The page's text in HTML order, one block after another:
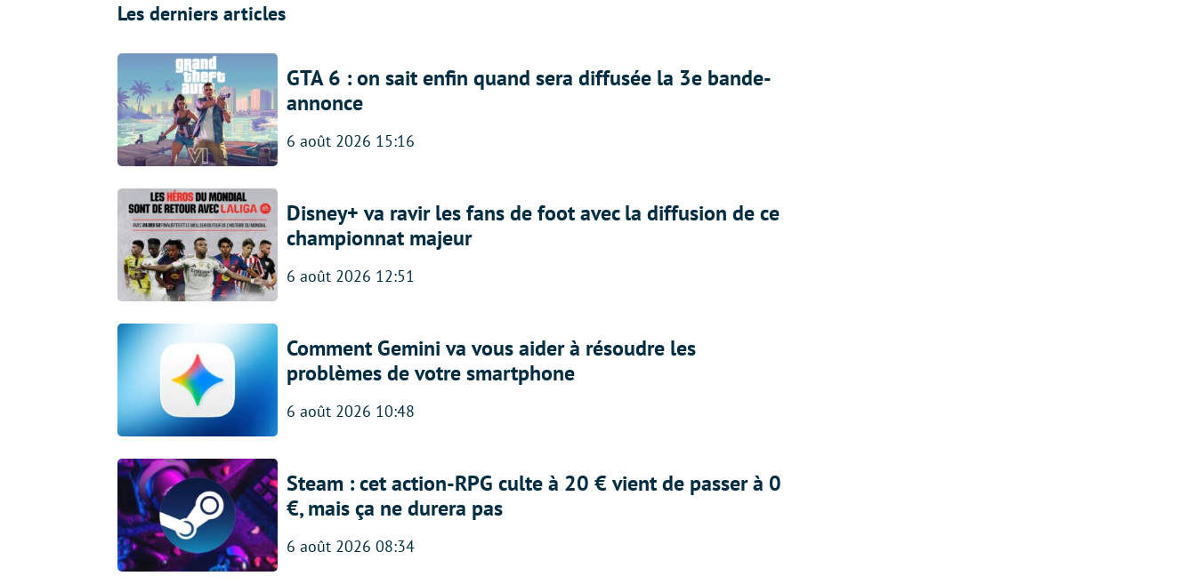
Les derniers articles
GTA 6 : on sait enfin quand sera diffusée la 3e bande-
annonce
6 août 2026 15:16
Disney+ va ravir les fans de foot avec la diffusion de ce
championnat majeur
6 août 2026 12:51
Comment Gemini va vous aider à résoudre les
problèmes de votre smartphone
6 août 2026 10:48
Steam : cet action-RPG culte à 20 € vient de passer à 0
€, mais ça ne durera pas
6 août 2026 08:34